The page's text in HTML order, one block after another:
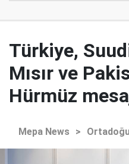
Türkiye,
Mısır ve
Hürmüz
Mepa News >